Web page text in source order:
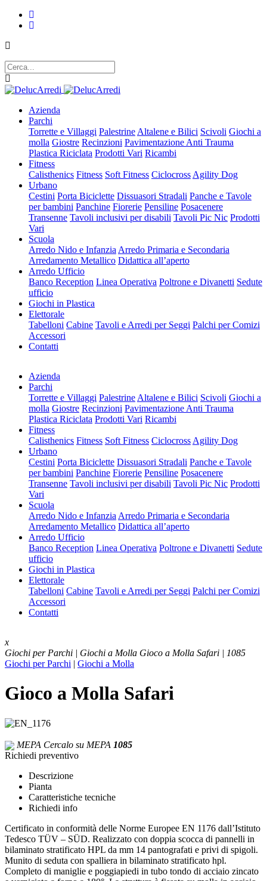
Azienda
Parchi
Torrette e Villaggi Palestrine Altalene e Bilici Scivoli Giochi a
molla Giostre Recinzioni Pavimentazione Anti Trauma
Plastica Riciclata Prodotti Vari Ricambi
Fitness
Calisthenics Fitness Soft Fitness Ciclocross Agility Dog
Urbano
Cestini Porta Biciclette Dissuasori Stradali Panche e Tavole
per bambini Panchine Fiorerie Pensiline Posacenere
Transenne Tavoli inclusivi per disabili Tavoli Pic Nic Prodotti
Vari
Scuola
Arredo Nido e Infanzia Arredo Primaria e Secondaria
Arredamento Metallico Didattica all’aperto
Arredo Ufficio
Banco Reception Linea Operativa Poltrone e Divanetti Sedute
ufficio
Giochi in Plastica
Elettorale
Tabelloni Cabine Tavoli e Arredi per Seggi Palchi per Comizi
Accessori
Contatti
Azienda
Parchi
Torrette e Villaggi Palestrine Altalene e Bilici Scivoli Giochi a
molla Giostre Recinzioni Pavimentazione Anti Trauma
Plastica Riciclata Prodotti Vari Ricambi
Fitness
Calisthenics Fitness Soft Fitness Ciclocross Agility Dog
Urbano
Cestini Porta Biciclette Dissuasori Stradali Panche e Tavole
per bambini Panchine Fiorerie Pensiline Posacenere
Transenne Tavoli inclusivi per disabili Tavoli Pic Nic Prodotti
Vari
Scuola
Arredo Nido e Infanzia Arredo Primaria e Secondaria
Arredamento Metallico Didattica all’aperto
Arredo Ufficio
Banco Reception Linea Operativa Poltrone e Divanetti Sedute
ufficio
Giochi in Plastica
Elettorale
Tabelloni Cabine Tavoli e Arredi per Seggi Palchi per Comizi
Accessori
Contatti
x
Giochi per Parchi | Giochi a Molla Gioco a Molla Safari | 1085
Giochi per Parchi | Giochi a Molla
Gioco a Molla Safari
MEPA Cercalo su MEPA 1085
Richiedi preventivo
Descrizione
Pianta
Caratteristiche tecniche
Richiedi info
Certificato in conformità delle Norme Europee EN 1176 dall’Istituto
Tedesco TÜV – SÜD. Realizzato con doppia scocca di pannelli in
bilaminato stratificato HPL da mm 14 pantografati e privi di spigoli.
Munito di seduta con spalliera in bilaminato stratificato hpl.
Completo di maniglie e poggiapiedi in tubo tondo di acciaio zincato